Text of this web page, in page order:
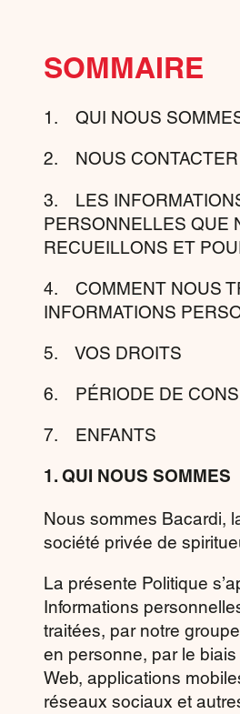
SOMMAIRE
1. QUI NOUS
2. NOUS CONTACTER
3. LES
PERSONNELLES QUE
RECUEILLONS ET
4. COMMENT NOUS
INFORMATIONS
5. VOS DROITS
6. PÉRIODE DE
7. ENFANTS
1. QUI NOUS SOMMES
Nous sommes Bacardi,
société privée de
La présente Politique
Informations
traitées, par notre
en personne, par le
Web, applications
réseaux sociaux et